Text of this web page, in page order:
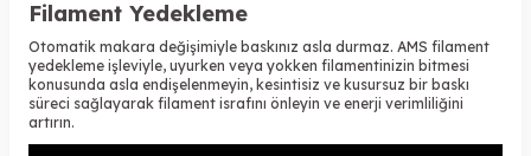
Filament Yedekleme
Otomatik makara değişimiyle baskınız asla durmaz. AMS filament
yedekleme işleviyle, uyurken veya yokken filamentinizin bitmesi
konusunda asla endişelenmeyin, kesintisiz ve kusursuz bir baskı
süreci sağlayarak filament israfını önleyin ve enerji verimliliğini
artırın.